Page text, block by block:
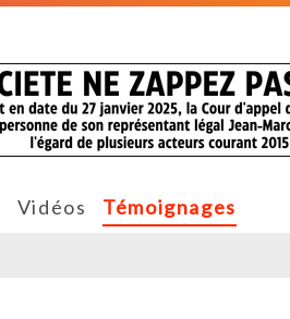
Vidéos Témoignages